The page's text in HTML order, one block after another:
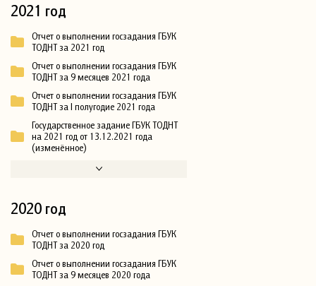
2021 год
Отчет о выполнении госзадания ГБУК
ТОДНТ за 2021 год
Отчет о выполнении госзадания ГБУК
ТОДНТ за 9 месяцев 2021 года
Отчет о выполнении госзадания ГБУК
ТОДНТ за I полугодие 2021 года
Государственное задание ГБУК ТОДНТ
на 2021 год от 13.12.2021 года
(изменённое)
2020 год
Отчет о выполнении госзадания ГБУК
ТОДНТ за 2020 год
Отчет о выполнении госзадания ГБУК
ТОДНТ за 9 месяцев 2020 года